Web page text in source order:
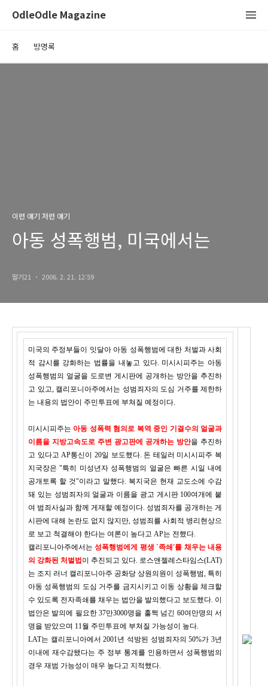
OdleOdle Magazine
홈 방명록
이런 얘기 저런 얘기
아동 성폭행범, 미국에서는
딸기21 2006. 2. 21. 12:59
미국의 주정부들이 잇달아 아동 성폭행범에 대한 처벌과 사회
적 감시를 강화하는 법률을 내놓고 있다. 미시시피주는 아동
성폭행범의 얼굴을 도로변 게시판에 공개하는 방안을 추진하
고 있고, 캘리포니아주에서는 성범죄자의 도심 거주를 제한하
는 내용의 법안이 주민투표에 부쳐질 예정이다.
미시시피주는 아동 성폭력 혐의로 복역 중인 기결수의 얼굴과
이름을 지방고속도로 주변 광고판에 공개하는 방안을 추진하
고 있다고 AP통신이 20일 보도했다. 돈 테일러 미시시피주 복
지국장은 "특히 미성년자 성폭행범의 얼굴은 빠른 시일 내에
공개토록 할 것"이라고 말했다. 복지국은 현재 교도소에 수감
돼 있는 성범죄자의 얼굴과 이름을 광고 게시판 100여개에 붙
여 범죄사실과 함께 게재할 예정이다. 성범죄자를 공개하는 게
시판에 대해 논란도 없지 않지만, 성범죄를 사회적 병리현상으
로 보고 척결해야 한다는 여론이 높다고 AP는 전했다.
캘리포니아주에서는성폭행범에게 평생 `족쇄'를 채우는 내용
의 강화된 처벌법 이 추진되고 있다. 로스앤젤레스타임스(LAT)
는 조지 러너 캘리포니아주 공화당 상원의원이 성폭행범, 특히
아동 성폭행범의 도심 거주를 금지시키고 이동 상황을 체크할
수 있도록 전자족쇄를 채우는 법안을 발의했다고 보도했다. 이
법안은 발의에 필요한 37만3000명을 훌쩍 넘긴 60여만명의 서
명을 받았으며 11월 주민투표에 부쳐질 가능성이 높다.
LAT는 캘리포니아에서 2001년 석방된 성범죄자의 50%가 3년
이내에 재수감됐다는 주 정부 통계를 인용하면서 성폭행범의
경우 재범 가능성이 매우 높다고 지적했다.